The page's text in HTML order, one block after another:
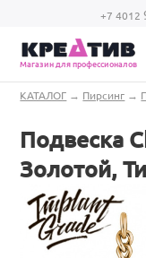
Перейти к основному
+7 4012
Магазин для профессионалов
Вы здесь
КАТАЛОГ → Пирсинг →
Подвеска
Золотой,